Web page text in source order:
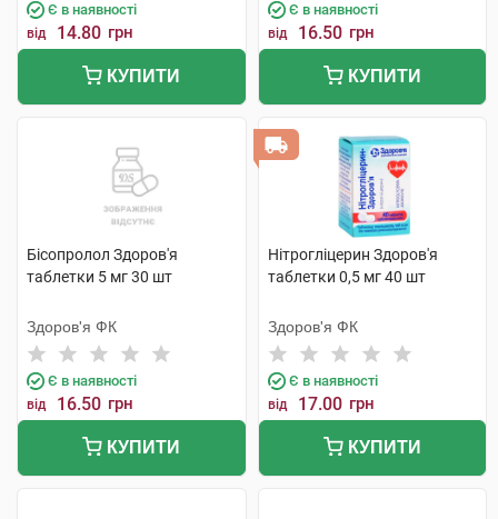
Є в наявності
від 14.80 грн
КУПИТИ
Є в наявності
від 16.50 грн
КУПИТИ
Бісопролол Здоров'я
таблетки 5 мг 30 шт
Здоров'я ФК
Є в наявності
від 16.50 грн
КУПИТИ
Нітрогліцерин Здоров'я
таблетки 0,5 мг 40 шт
Здоров'я ФК
Є в наявності
від 17.00 грн
КУПИТИ